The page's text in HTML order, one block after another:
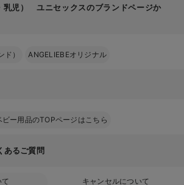
乳児） ユニセックスのブランドページか
） ANGELIEBEオリジナル
ー用品のTOPページはこちら
あるご質問
キャンセルについて